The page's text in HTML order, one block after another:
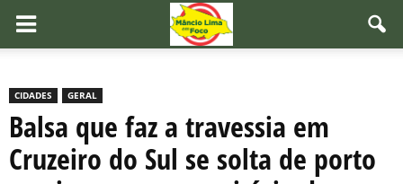
CIDADES GERAL
Balsa que faz a travessia em
Cruzeiro do Sul se solta de porto